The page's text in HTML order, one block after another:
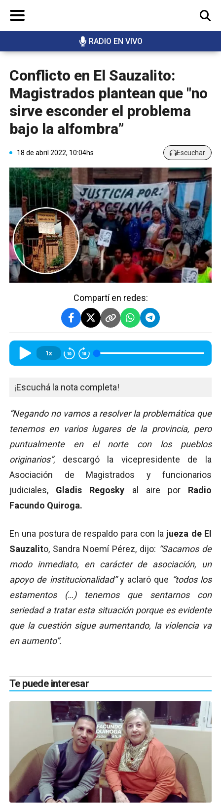
RADIO EN VIVO
BUSCAR
Conflicto en El Sauzalito:
Magistrados plantean que "no
sirve esconder el problema
bajo la alfombra”
18 de abril 2022, 10:04hs Escuchar
Compartí en redes:
1x
¡Escuchá la nota completa!
“Negando no vamos a resolver la problemática que
tenemos en varios lugares de la provincia, pero
puntualmente en el norte con los pueblos
originarios”, descargó la vicepresidente de la
Asociación de Magistrados y funcionarios
judiciales, Gladis Regosky al aire porRadio
Facundo Quiroga.
En una postura de respaldo para con la jueza de El
Sauzalito, Sandra Noemí Pérez, dijo: “Sacamos de
modo inmediato, en carácter de asociación, un
apoyo de institucionalidad”y aclaró que “todos los
estamentos (…) tenemos que sentarnos con
seriedad a tratar esta situación porque es evidente
que la cuestión sigue aumentando, la violencia va
en aumento”.
Te puede interesar